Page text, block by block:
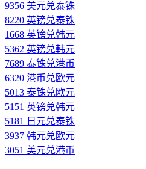
9356 美元兑泰铢
8220 英镑兑泰铢
1668 英镑兑韩元
5362 英镑兑韩元
7689 泰铢兑港币
6320 港币兑欧元
5013 泰铢兑欧元
5151 英镑兑韩元
5181 日元兑泰铢
3937 韩元兑欧元
3051 美元兑港币